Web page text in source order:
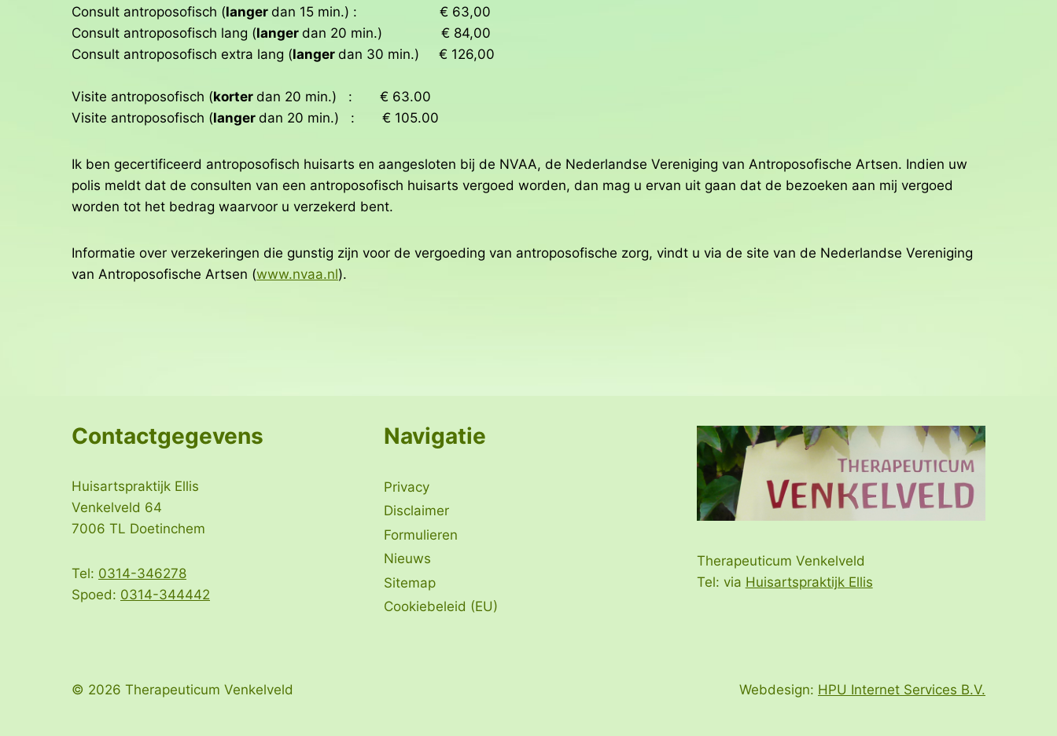
Consult antroposofisch (langer dan 15 min.) : € 63,00
Consult antroposofisch lang (langer dan 20 min.) € 84,00
Consult antroposofisch extra lang (langer dan 30 min.) € 126,00
Visite antroposofisch (korter dan 20 min.) : € 63.00
Visite antroposofisch (langer dan 20 min.) : € 105.00
Ik ben gecertificeerd antroposofisch huisarts en aangesloten bij de NVAA, de Nederlandse Vereniging van Antroposofische Artsen. Indien uw
polis meldt dat de consulten van een antroposofisch huisarts vergoed worden, dan mag u ervan uit gaan dat de bezoeken aan mij vergoed
worden tot het bedrag waarvoor u verzekerd bent.
Informatie over verzekeringen die gunstig zijn voor de vergoeding van antroposofische zorg, vindt u via de site van de Nederlandse Vereniging
van Antroposofische Artsen (www.nvaa.nl).
Contactgegevens
Huisartspraktijk Ellis
Venkelveld 64
7006 TL Doetinchem
Tel: 0314-346278
Spoed: 0314-344442
Navigatie
Privacy
Disclaimer
Formulieren
Nieuws
Sitemap
Cookiebeleid (EU)
Therapeuticum Venkelveld
Tel: via Huisartspraktijk Ellis
© 2026 Therapeuticum Venkelveld Webdesign: HPU Internet Services B.V.